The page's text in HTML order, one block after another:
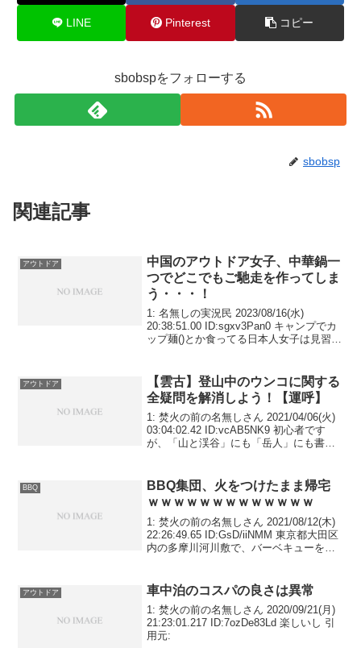
LINE Pinterest コピー
sbobspをフォローする
sbobsp
関連記事
アウトドア
中国のアウトドア女子、中華鍋一
つでどこでもご馳走を作ってしま
う・・・！
1: 名無しの実況民 2023/08/16(水)
20:38:51.00 ID:sgxv3Pan0 キャンプでカ
ップ麺()とか食ってる日本人女子は見習っ
アウトドア
【雲古】登山中のウンコに関する
全疑問を解消しよう！【運呼】
1: 焚火の前の名無しさん 2021/04/06(火)
03:04:02.42 ID:vcAB5NK9 初心者です
が、「山と渓谷」にも「岳人」にも書い
どうするのですか...
BBQ
BBQ集団、火をつけたまま帰宅
ｗｗｗｗｗｗｗｗｗｗｗｗｗ
1: 焚火の前の名無しさん 2021/08/12(木)
22:26:49.65 ID:GsD/iiNMM 東京都大田区
内の多摩川河川敷で、バーベキューをし
ターで写真が投...
アウトドア 車中泊のコスパの良さは異常
1: 焚火の前の名無しさん 2020/09/21(月)
21:23:01.217 ID:7ozDe83Ld 楽しいし 引
用元: